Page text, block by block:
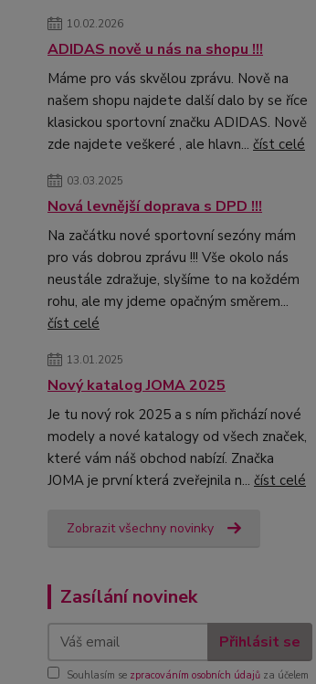
10.02.2026
ADIDAS nově u nás na shopu !!!
Máme pro vás skvělou zprávu. Nově na
našem shopu najdete další dalo by se říce
klasickou sportovní značku ADIDAS. Nově
zde najdete veškeré , ale hlavn... číst celé
03.03.2025
Nová levnější doprava s DPD !!!
Na začátku nové sportovní sezóny mám
pro vás dobrou zprávu !!! Vše okolo nás
neustále zdražuje, slyšíme to na koždém
rohu, ale my jdeme opačným směrem...
číst celé
13.01.2025
Nový katalog JOMA 2025
Je tu nový rok 2025 a s ním přichází nové
modely a nové katalogy od všech značek,
které vám náš obchod nabízí. Značka
JOMA je první která zveřejnila n... číst celé
Zobrazit všechny novinky
Zasílání novinek
Přihlásit se
Souhlasím se zpracováním osobních údajů za účelem